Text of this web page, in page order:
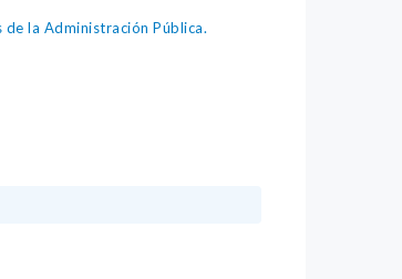
la Administración Pública.